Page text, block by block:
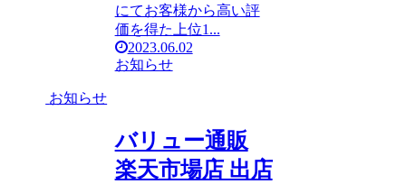
にてお客様から高い評
価を得た上位1...
2023.06.02
お知らせ
お知らせ
バリュー通販
楽天市場店 出店